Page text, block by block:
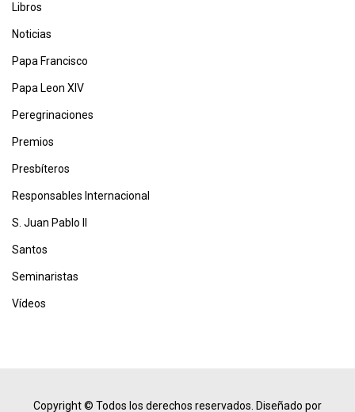
Libros
Noticias
Papa Francisco
Papa Leon XIV
Peregrinaciones
Premios
Presbíteros
Responsables Internacional
S. Juan Pablo II
Santos
Seminaristas
Vídeos
Copyright © Todos los derechos reservados. Diseñado por